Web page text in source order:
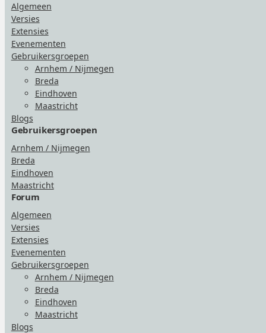
Algemeen
Versies
Extensies
Evenementen
Gebruikersgroepen
Arnhem / Nijmegen
Breda
Eindhoven
Maastricht
Blogs
Gebruikersgroepen
Arnhem / Nijmegen
Breda
Eindhoven
Maastricht
Forum
Algemeen
Versies
Extensies
Evenementen
Gebruikersgroepen
Arnhem / Nijmegen
Breda
Eindhoven
Maastricht
Blogs